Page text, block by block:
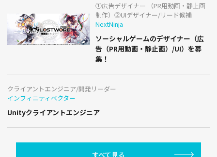
①広告デザイナー （PR用動画・静止画
制作）②UIデザイナー/リード候補
NextNinja
ソーシャルゲームのデザイナー（広
告（PR用動画・静止画）/UI）を募
集！
クライアントエンジニア/開発リーダー
インフィニティベクター
Unityクライアントエンジニア
すべて見る